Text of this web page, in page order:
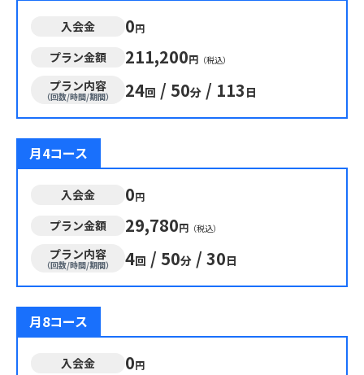
入会金 0円
プラン金額 211,200円 （税込）
プラン内容
（回数/時間/期間） 24回 / 50分 / 113 日
月4コース
入会金 0円
プラン金額 29,780円 （税込）
プラン内容
（回数/時間/期間） 4回 / 50分 / 30日
月8コース
入会金 0円